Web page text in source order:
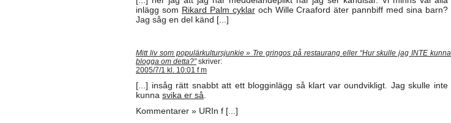
inlägg som Rikard Palm cyklaroch Wille Craaford äter pannbiff med sina barn?
Jag såg en del känd [...]
Mitt liv som populärkultursjunkie » Tre gringos på restaurang eller “Hur skulle jag INTE kunna
blogga om detta?” skriver:
2005/7/1 kl. 10:01 f m
[...] insåg rätt snabbt att ett blogginlägg så klart var oundvikligt. Jag skulle inte
kunna svika er så
Kommentarer » URIn f [...]